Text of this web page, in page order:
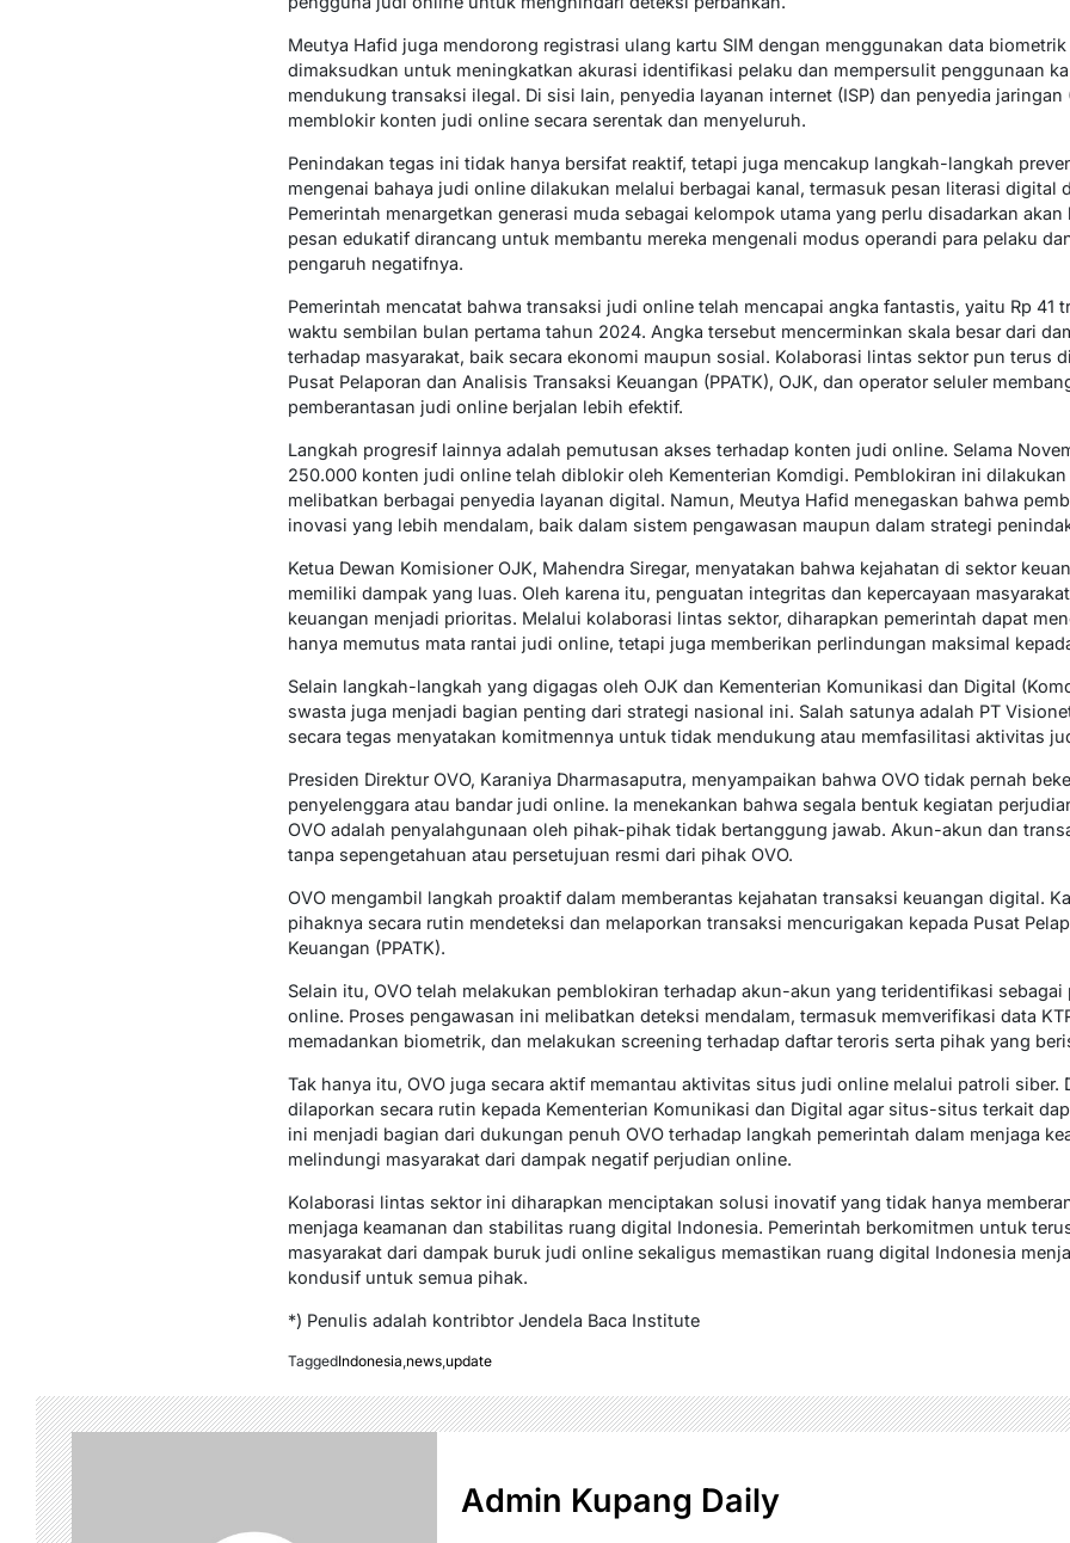
Meutya Hafid juga mendorong registrasi ulang kartu SIM dengan menggunakan data
dimaksudkan untuk meningkatkan akurasi identifikasi pelaku dan mempersulit penggunaan
mendukung transaksi ilegal. Di sisi lain, penyedia layanan internet (ISP) dan penyedia
memblokir konten judi online secara serentak dan menyeluruh.
Penindakan tegas ini tidak hanya bersifat reaktif, tetapi juga mencakup langkah-langkah
mengenai bahaya judi online dilakukan melalui berbagai kanal, termasuk pesan literasi digital
Pemerintah menargetkan generasi muda sebagai kelompok utama yang perlu disadarkan
pesan edukatif dirancang untuk membantu mereka mengenali modus operandi para pelaku
pengaruh negatifnya.
Pemerintah mencatat bahwa transaksi judi online telah mencapai angka fantastis, yaitu Rp 41
waktu sembilan bulan pertama tahun 2024. Angka tersebut mencerminkan skala besar dari
terhadap masyarakat, baik secara ekonomi maupun sosial. Kolaborasi lintas sektor pun terus
Pusat Pelaporan dan Analisis Transaksi Keuangan (PPATK), OJK, dan operator seluler
pemberantasan judi online berjalan lebih efektif.
Langkah progresif lainnya adalah pemutusan akses terhadap konten judi online. Selama
250.000 konten judi online telah diblokir oleh Kementerian Komdigi. Pemblokiran ini dilakukan
melibatkan berbagai penyedia layanan digital. Namun, Meutya Hafid menegaskan bahwa
inovasi yang lebih mendalam, baik dalam sistem pengawasan maupun dalam strategi
Ketua Dewan Komisioner OJK, Mahendra Siregar, menyatakan bahwa kejahatan di sektor
memiliki dampak yang luas. Oleh karena itu, penguatan integritas dan kepercayaan
keuangan menjadi prioritas. Melalui kolaborasi lintas sektor, diharapkan pemerintah dapat
hanya memutus mata rantai judi online, tetapi juga memberikan perlindungan maksimal
Selain langkah-langkah yang digagas oleh OJK dan Kementerian Komunikasi dan Digital
swasta juga menjadi bagian penting dari strategi nasional ini. Salah satunya adalah PT
secara tegas menyatakan komitmennya untuk tidak mendukung atau memfasilitasi aktivitas
Presiden Direktur OVO, Karaniya Dharmasaputra, menyampaikan bahwa OVO tidak pernah
penyelenggara atau bandar judi online. Ia menekankan bahwa segala bentuk kegiatan
OVO adalah penyalahgunaan oleh pihak-pihak tidak bertanggung jawab. Akun-akun dan
tanpa sepengetahuan atau persetujuan resmi dari pihak OVO.
OVO mengambil langkah proaktif dalam memberantas kejahatan transaksi keuangan digital.
pihaknya secara rutin mendeteksi dan melaporkan transaksi mencurigakan kepada Pusat
Keuangan (PPATK).
Selain itu, OVO telah melakukan pemblokiran terhadap akun-akun yang teridentifikasi
online. Proses pengawasan ini melibatkan deteksi mendalam, termasuk memverifikasi data
memadankan biometrik, dan melakukan screening terhadap daftar teroris serta pihak yang
Tak hanya itu, OVO juga secara aktif memantau aktivitas situs judi online melalui patroli siber.
dilaporkan secara rutin kepada Kementerian Komunikasi dan Digital agar situs-situs terkait
ini menjadi bagian dari dukungan penuh OVO terhadap langkah pemerintah dalam menjaga
melindungi masyarakat dari dampak negatif perjudian online.
Kolaborasi lintas sektor ini diharapkan menciptakan solusi inovatif yang tidak hanya
menjaga keamanan dan stabilitas ruang digital Indonesia. Pemerintah berkomitmen untuk
masyarakat dari dampak buruk judi online sekaligus memastikan ruang digital Indonesia
kondusif untuk semua pihak.
*) Penulis adalah kontribtor Jendela Baca Institute
TaggedIndonesia,news,update
Admin Kupang Daily